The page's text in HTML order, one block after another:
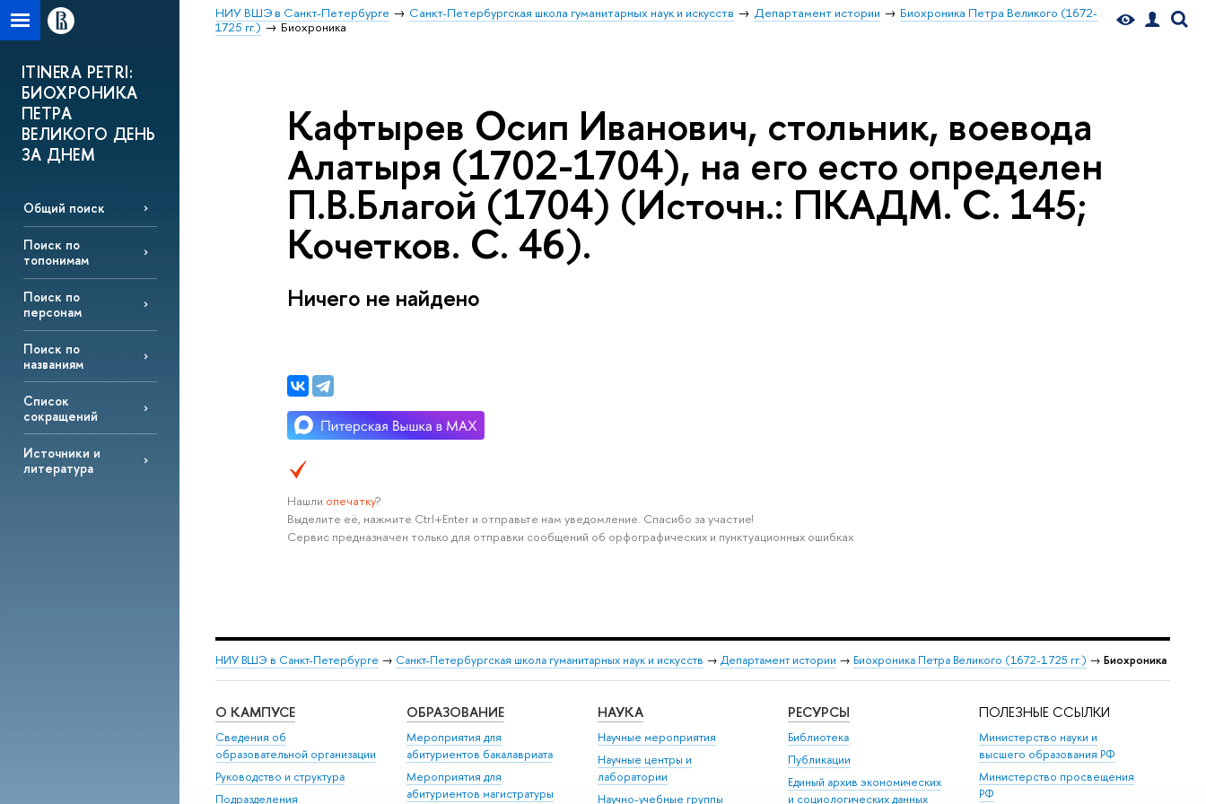
НИУ ВШЭ в Санкт-Петербурге Санкт-Петербургская школа гуманитарных наук и искусств Департамент истории
Биохроника Петра Великого (1672-
1725 гг.)
Биохроника
ITINERA PETRI:
БИОХРОНИКА
ПЕТРА
ВЕЛИКОГО ДЕНЬ
ЗА ДНЕМ
Общий поиск
Поиск по
топонимам
Поиск по
персонам
Поиск по
названиям
Список
сокращений
Источники и
литература
Кафтырев Осип Иванович, стольник, воевода
Алатыря (1702-1704), на его есто определен
П.В.Благой (1704) (Источн.: ПКАДМ. С. 145;
Кочетков. С. 46).
Ничего не найдено
Нашли опечатку?
Выделите её, нажмите Ctrl+Enter и отправьте нам уведомление. Спасибо за участие!
Сервис предназначен только для отправки сообщений об орфографических и пунктуационных ошибках.
НИУ ВШЭ в Санкт-Петербурге → Санкт-Петербургская школа гуманитарных наук и искусств → Департамент истории → Биохроника Петра Великого (1672-1725 гг.) → Биохроника
О КАМПУСЕ
Сведения об
образовательной организации
Руководство и структура
Подразделения
ОБРАЗОВАНИЕ
Мероприятия для
абитуриентов бакалавриата
Мероприятия для
абитуриентов магистратуры
НАУКА
Научные мероприятия
Научные центры и
лаборатории
Научно-учебные группы
РЕСУРСЫ
Библиотека
Публикации
Единый архив экономических
и социологических данных
ПОЛЕЗНЫЕ ССЫЛКИ
Министерство науки и
высшего образования РФ
Министерство просвещения
РФ